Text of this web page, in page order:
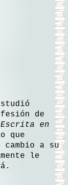
de
Escrita en
que
a su
le